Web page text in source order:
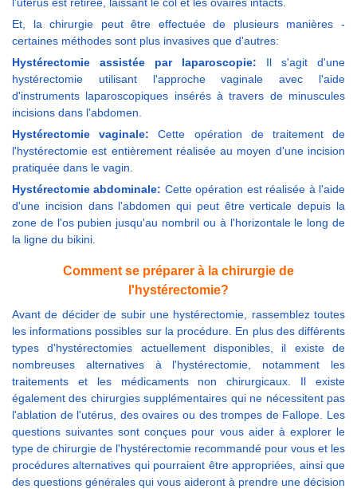
l'utérus est retirée, laissant le col et les ovaires intacts.
Et, la chirurgie peut être effectuée de plusieurs manières -
certaines méthodes sont plus invasives que d'autres:
Hystérectomie assistée par laparoscopie: Il s'agit d'une
hystérectomie utilisant l'approche vaginale avec l'aide
d'instruments laparoscopiques insérés à travers de minuscules
incisions dans l'abdomen.
Hystérectomie vaginale:Cette opération de traitement de
l'hystérectomie est entièrement réalisée au moyen d'une incision
pratiquée dans le vagin.
Hystérectomie abdominale: Cette opération est réalisée à l'aide
d'une incision dans l'abdomen qui peut être verticale depuis la
zone de l'os pubien jusqu'au nombril ou à l'horizontale le long de
la ligne du bikini.
Comment se préparer à la chirurgie de
l'hystérectomie?
Avant de décider de subir une hystérectomie, rassemblez toutes
les informations possibles sur la procédure. En plus des différents
types d'hystérectomies actuellement disponibles, il existe de
nombreuses alternatives à l'hystérectomie, notamment les
traitements et les médicaments non chirurgicaux. Il existe
également des chirurgies supplémentaires qui ne nécessitent pas
l'ablation de l'utérus, des ovaires ou des trompes de Fallope. Les
questions suivantes sont conçues pour vous aider à explorer le
type de chirurgie de l'hystérectomie recommandé pour vous et les
procédures alternatives qui pourraient être appropriées, ainsi que
des questions générales qui vous aideront à prendre une décision